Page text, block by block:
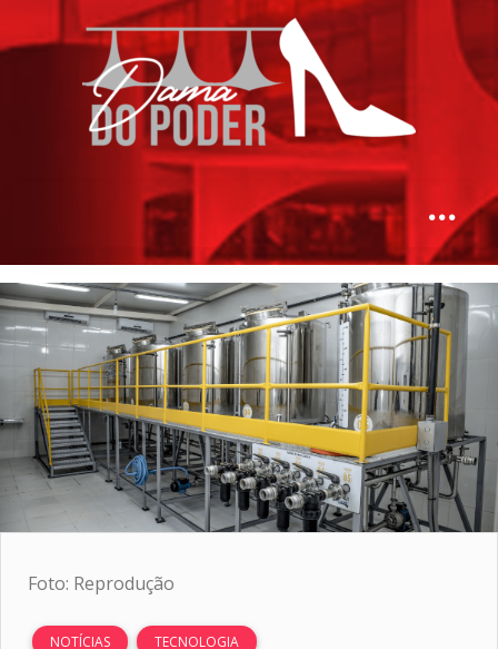
Foto: Reprodução
NOTÍCIAS TECNOLOGIA